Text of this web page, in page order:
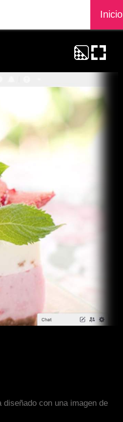
Inicio
con una imagen de